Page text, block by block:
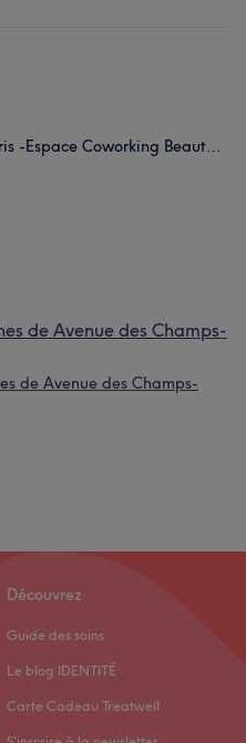
DERMORA Aesthetics Clinic, Paris -Espace Coworking Beauté Ouibeauty
de Avenue des Champs-
de Avenue des Champs-
Découvrez
Guide des soins
Le blog IDENTITÉ
Carte Cadeau Treatwell